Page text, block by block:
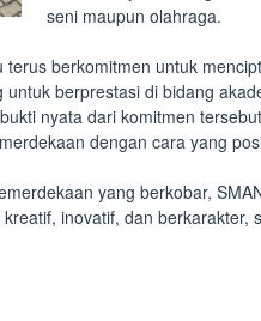
seni maupun olahraga.
terus berkomitmen untuk
untuk berprestasi di bidang
nyata dari komitmen
dengan cara yang
yang berkobar,
inovatif, dan